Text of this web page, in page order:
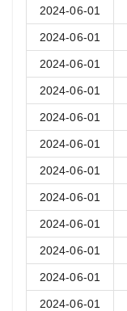
2024-06-01
2024-06-01
2024-06-01
2024-06-01
2024-06-01
2024-06-01
2024-06-01
2024-06-01
2024-06-01
2024-06-01
2024-06-01
2024-06-01